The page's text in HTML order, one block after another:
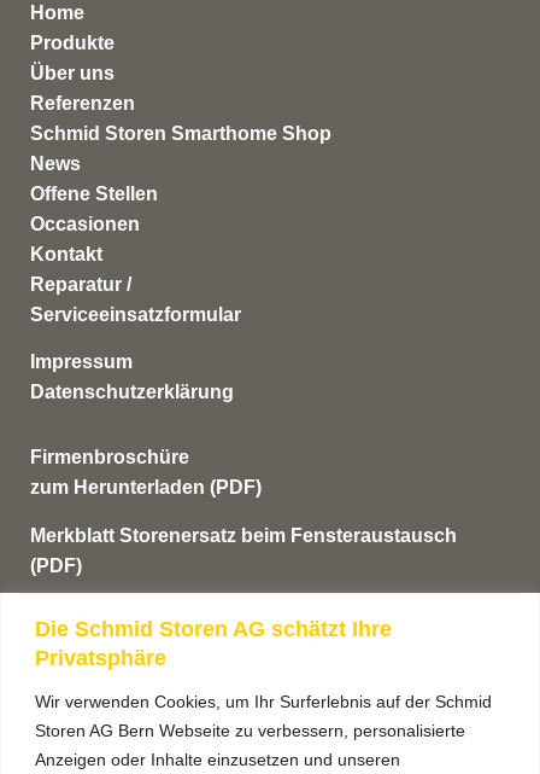
Die Schmid Storen AG schätzt Ihre
Privatsphäre
Wir verwenden Cookies, um Ihr Surferlebnis auf der Schmid
Storen AG Bern Webseite zu verbessern, personalisierte
Anzeigen oder Inhalte einzusetzen und unseren
Home
Produkte
Über uns
Referenzen
Schmid Storen Smarthome Shop
News
Offene Stellen
Occasionen
Kontakt
Reparatur /
Serviceeinsatzformular
Impressum
Datenschutzerklärung
Firmenbroschüre
zum Herunterladen (PDF)
Merkblatt Storenersatz beim Fensteraustausch
(PDF)
Anmeldung Newsletter